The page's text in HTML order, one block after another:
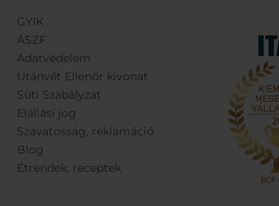
GYIK
ÁSZF
Adatvédelem
Utánvét Ellenőr kivonat
Süti Szabályzat
Elállási jog
Szavatosság, reklamáció
Blog
Étrendek, receptek